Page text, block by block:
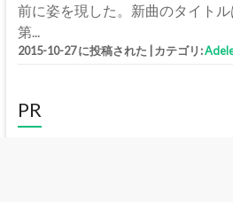
前に姿を現した。新曲のタイト
第...
2015-10-27 に投稿された カテゴリ:
PR